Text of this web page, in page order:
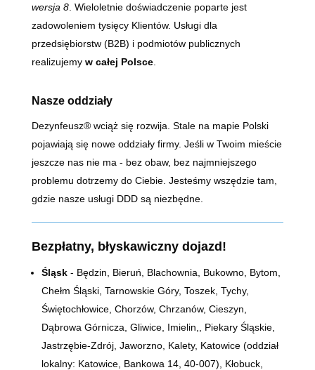
wersja 8. Wieloletnie doświadczenie poparte jest
zadowoleniem tysięcy Klientów. Usługi dla
przedsiębiorstw (B2B) i podmiotów publicznych
realizujemy w całej Polsce.
Nasze oddziały
Dezynfeusz® wciąż się rozwija. Stale na mapie Polski
pojawiają się nowe oddziały firmy. Jeśli w Twoim mieście
jeszcze nas nie ma - bez obaw, bez najmniejszego
problemu dotrzemy do Ciebie. Jesteśmy wszędzie tam,
gdzie nasze usługi DDD są niezbędne.
Bezpłatny, błyskawiczny dojazd!
Śląsk- Będzin, Bieruń, Blachownia, Bukowno, Bytom,
Chełm Śląski, Tarnowskie Góry, Toszek, Tychy,
Świętochłowice, Chorzów, Chrzanów, Cieszyn,
Dąbrowa Górnicza, Gliwice, Imielin,, Piekary Śląskie,
Jastrzębie-Zdrój, Jaworzno, Kalety, Katowice (oddział
lokalny: Katowice, Bankowa 14, 40-007) , Kłobuck,